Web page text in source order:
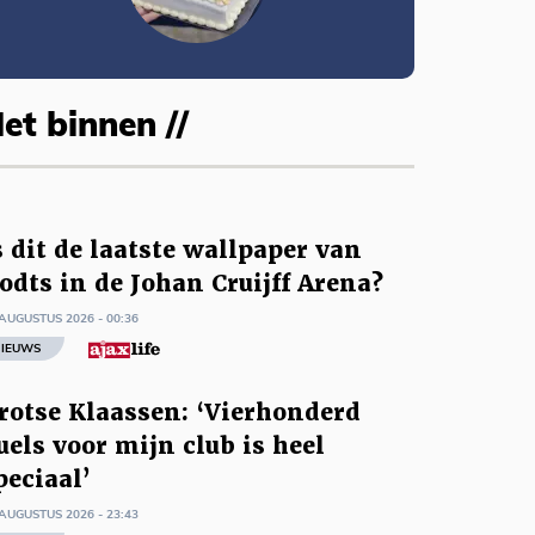
binnen //
dit de laatste wallpaper van
in de Johan Cruijff Arena?
2026 - 00:36
Klaassen: ‘Vierhonderd
voor mijn club is heel
2026 - 23:43